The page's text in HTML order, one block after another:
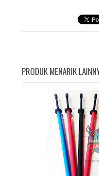
PRODUK MENARIK